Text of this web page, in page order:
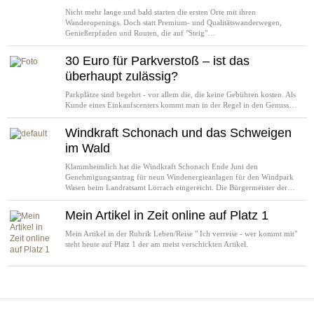
Nicht mehr lange und bald starten die ersten Orte mit ihren
Wanderopenings. Doch statt Premium- und Qualitätswanderwegen,
Genießerpfaden und Routen, die auf "Steig"…
30 Euro für Parkverstoß – ist das
überhaupt zulässig?
Parkplätze sind begehrt - vor allem die, die keine Gebühren kosten. Als
Kunde eines Einkaufscenters kommt man in der Regel in den Genuss…
Windkraft Schonach und das Schweigen
im Wald
Klammheimlich hat die Windkraft Schonach Ende Juni den
Genehmigungsantrag für neun Windenergieanlagen für den Windpark
Wasen beim Landratsamt Lörrach eingereicht. Die Bürgermeister der…
Mein Artikel in Zeit online auf Platz 1
Mein Artikel in der Rubrik Leben/Reise " Ich verreise - wer kommt mit"
steht heute auf Platz 1 der am meist verschickten Artikel.